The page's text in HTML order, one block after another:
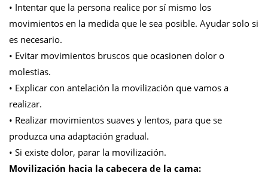
• Intentar que la persona realice por sí mismo los
movimientos en la medida que le sea posible. Ayudar solo si
es necesario.
• Evitar movimientos bruscos que ocasionen dolor o
molestias.
• Explicar con antelación la movilización que vamos a
realizar.
• Realizar movimientos suaves y lentos, para que se
produzca una adaptación gradual.
• Si existe dolor, parar la movilización.
Movilización hacia la cabecera de la cama: